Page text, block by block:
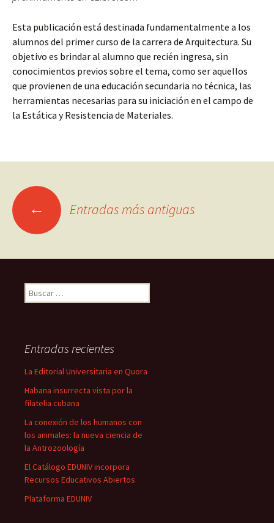
Esta publicación está destinada fundamentalmente a los
alumnos del primer curso de la carrera de Arquitectura. Su
objetivo es brindar al alumno que recién ingresa, sin
conocimientos previos sobre el tema, como ser aquellos
que provienen de una educación secundaria no técnica, las
herramientas necesarias para su iniciación en el campo de
la Estática y Resistencia de Materiales.
Ir
las
← Entradas más antiguas
Buscar:
Entradas recientes
La Editorial Universitaria en Quora
Habana insurrecta vista por la
filatelia cubana
La conexión de los humanos con
los animales: la nueva ciencia de
la Antrozoología
El Catálogo EDUNIV incorpora
Recursos Educativos Abiertos
Plataforma EDUNIV